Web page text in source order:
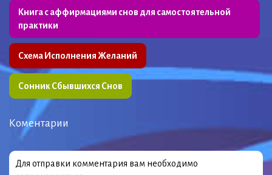
Книга с аффирмациями снов для самостоятельной
практики
Схема Исполнения Желаний
Сонник Сбывшихся Снов
Коментарии
Для отправки комментария вам необходимо